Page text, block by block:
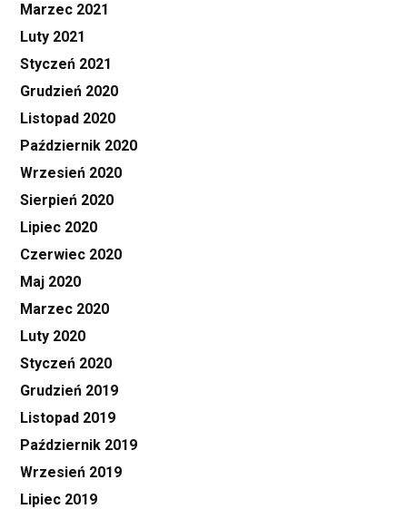
Marzec 2021
Luty 2021
Styczeń 2021
Grudzień 2020
Listopad 2020
Październik 2020
Wrzesień 2020
Sierpień 2020
Lipiec 2020
Czerwiec 2020
Maj 2020
Marzec 2020
Luty 2020
Styczeń 2020
Grudzień 2019
Listopad 2019
Październik 2019
Wrzesień 2019
Lipiec 2019